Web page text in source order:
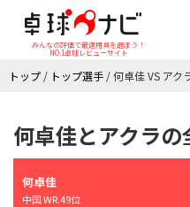
みんなの評価で最適用具を選ぼう！
NO.1卓球レビューサイト
トップ / トップ選手 /何卓佳 VS アク
何卓佳とアクラ
何卓佳
中国 WR.49位